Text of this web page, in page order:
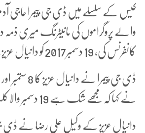
کیس کے سلسلے میں ڈی جی پیمرا حاجی
کانفرنس کی، 19 دسمبر2017 کو دانیال عزیزنے توہین آمیزبیان دیا۔
نے کہا کہ مجھے شک ہے 19 دسمبر والاکلپ 2 دن ٹی وی چینلز پر چلتا رہا۔